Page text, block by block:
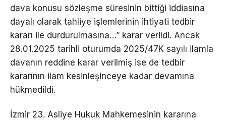
dava konusu sözleşme süresinin bittiği iddiasına
dayalı olarak tahliye işlemlerinin ihtiyati tedbir
kararı ile durdurulmasına…” karar verildi. Ancak
28.01.2025 tarihli oturumda 2025/47K sayılı ilamla
davanın reddine karar verilmiş ise de tedbir
kararının ilam kesinleşinceye kadar devamına
hükmedildi.
İzmir 23. Asliye Hukuk Mahkemesinin kararına